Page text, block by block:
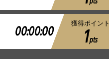
00:00:00 獲得ポイント
1pts